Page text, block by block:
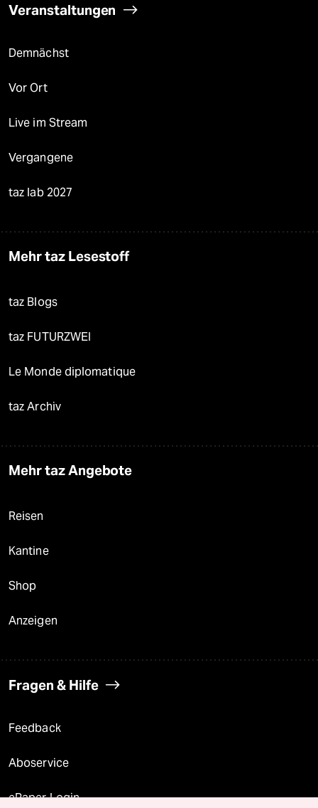
Veranstaltungen
Demnächst
Vor Ort
Live im Stream
Vergangene
taz lab 2027
Mehr taz Lesestoff
taz Blogs
taz FUTURZWEI
Le Monde diplomatique
taz Archiv
Mehr taz Angebote
Reisen
Kantine
Shop
Anzeigen
Fragen & Hilfe
Feedback
Aboservice
ePaper Login